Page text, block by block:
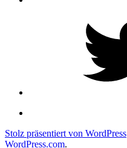
Stolz präsentiert von WordPress
WordPress.com.